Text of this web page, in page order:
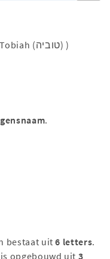
God Is Goed (van het Hebreeuwse Tobiah (טוביה) )
.
bestaat uit6 letters.
opgebouwd uit 3